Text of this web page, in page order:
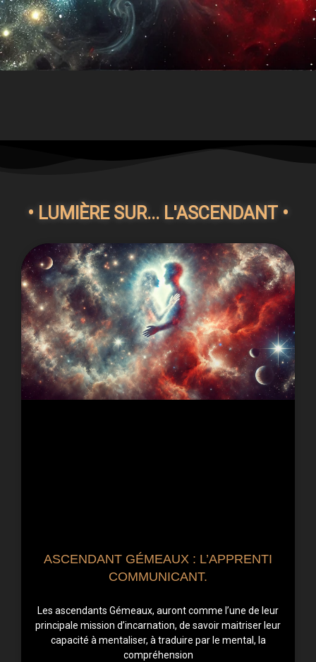
• LUMIÈRE SUR... L'ASCENDANT •
ASCENDANT GÉMEAUX : L’APPRENTI
COMMUNICANT.
Les ascendants Gémeaux, auront comme l’une de leur
principale mission d’incarnation, de savoir maitriser leur
capacité à mentaliser, à traduire par le mental, la
compréhension